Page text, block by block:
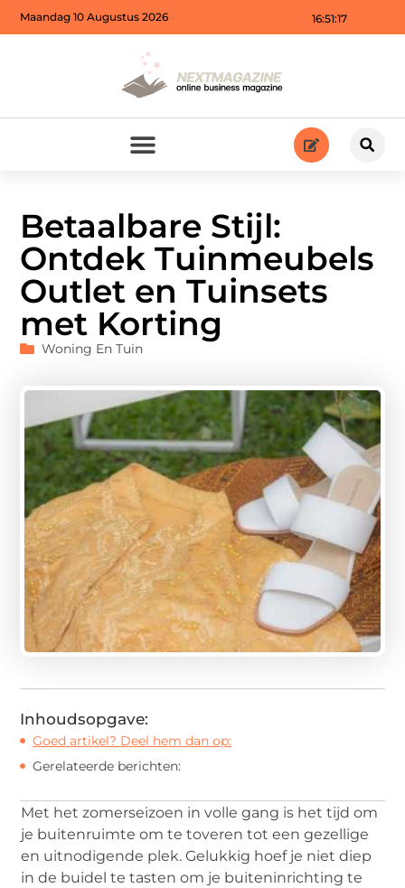
16:51:19
Maandag 10 Augustus 2026
Betaalbare Stijl:
Ontdek Tuinmeubels
Outlet en Tuinsets
met Korting
Woning En Tuin
Inhoudsopgave:
Goed artikel? Deel hem dan op:
Gerelateerde berichten:
Met het zomerseizoen in volle gang is het tijd om
je buitenruimte om te toveren tot een gezellige
en uitnodigende plek. Gelukkig hoef je niet diep
in de buidel te tasten om je buiteninrichting te